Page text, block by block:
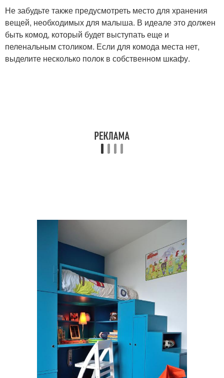
Не забудьте также предусмотреть место для хранения
вещей, необходимых для малыша. В идеале это должен
быть комод, который будет выступать еще и
пеленальным столиком. Если для комода места нет,
выделите несколько полок в собственном шкафу.